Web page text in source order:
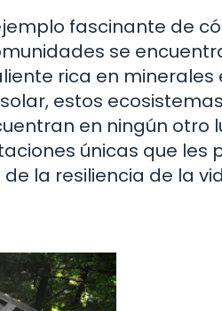
fascinante de
se
rica en minerales
estos
en ningún otro
únicas que les
la resiliencia de la